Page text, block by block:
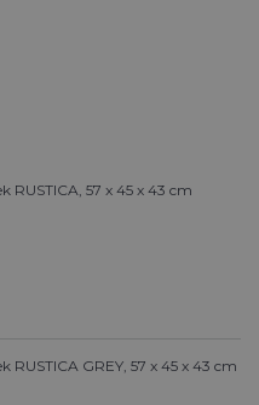
RUSTICA, 57 x 45 x 43 cm
RUSTICA GREY, 57 x 45 x 43 cm